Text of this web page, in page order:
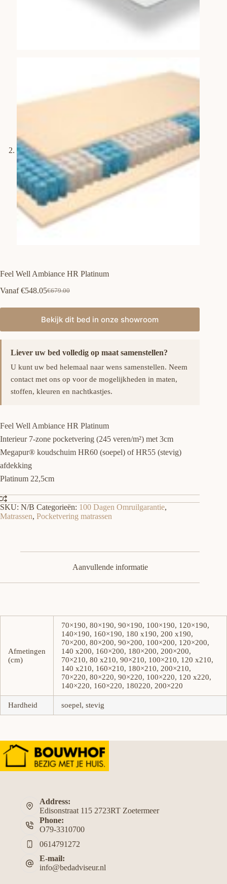
Feel Well Ambiance HR Platinum
Vanaf
€679.00
Oorspronkelijke
€679.00.
€548.05Huidige
€548.05.
Bekijk dit bed in onze showroom
Liever uw bed volledig op maat samenstellen?
U kunt uw bed helemaal naar wens samenstellen. Neem
contact met ons op voor de mogelijkheden in maten,
stoffen, kleuren en nachtkastjes.
Feel Well Ambiance HR Platinum
Interieur 7-zone pocketvering (245 veren/m²) met 3cm
Megapur® koudschuim HR60 (soepel) of HR55 (stevig)
afdekking
Platinum 22,5cm
SKU: N/B Categorieën: 100 Dagen Omruilgarantie,
Matrassen, Pocketvering matrassen
Aanvullende informatie
Afmetingen
(cm)
70×190, 80×190, 90×190, 100×190, 120×190,
140×190, 160×190, 180 x190, 200 x190,
70×200, 80×200, 90×200, 100×200, 120×200,
140 x200, 160×200, 180×200, 200×200,
70×210, 80 x210, 90×210, 100×210, 120 x210,
140 x210, 160×210, 180×210, 200×210,
70×220, 80×220, 90×220, 100×220, 120 x220,
140×220, 160×220, 180220, 200×220
Hardheid soepel, stevig
Address:
Edisonstraat 115 2723RT Zoetermeer
Phone:
O79-3310700
0614791272
E-mail:
info@bedadviseur.nl